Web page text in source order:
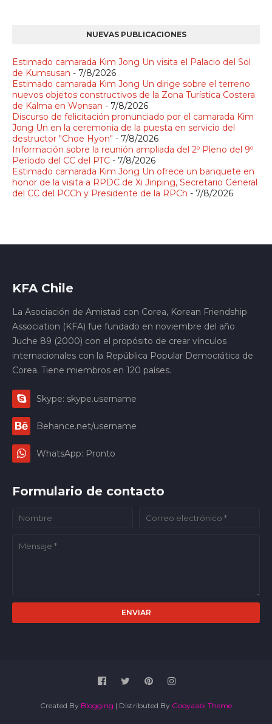
NUEVAS PUBLICACIONES
Estimado camarada Kim Jong Un visita el Palacio del Sol
de Kumsusan - 7/8/2026
Estimado camarada Kim Jong Un dirige sobre el terreno
nuevos objetos constructivos de la Zona Turística Costera
de Kalma en Wonsan - 7/8/2026
Discurso de felicitación pronunciado por el camarada Kim
Jong Un en la ceremonia de la puesta en servicio del
destructor "Choe Hyon" - 7/8/2026
Información sobre la reunión ampliada del 2º Pleno del 9º
Período del CC del PTC - 7/8/2026
Estimado camarada Kim Jong Un ofrece un banquete en
honor de la visita a RPDC de Xi Jinping, Secretario General
del CC del PCCh y Presidente de la RPCh - 7/8/2026
KFA Chile
La Asociación de Amistad con Corea, Korean Friendship
Association (KFA) fue fundado en noviembre del año
Juche 89 (2000) con el propósito de crear vínculos
internacionales con la República Popular Democrática de
Corea. Tiene miembros en 120 países.
Skype: skype.username
Behance.net/username
WhatsApp: Pronto
Formulario de contacto
Created By Blogging | Distributed By Gooyaabi Theme